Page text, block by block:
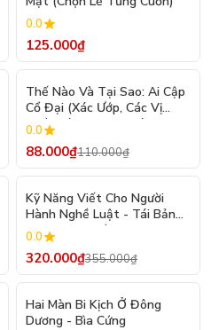
0.0
125.000₫
- 20%
Thế Nào Và Tại Sao: Ai Cập
Cổ Đại (Xác Ướp, Các Vị
Thần Và Kim Tự Tháp)
0.0
88.000₫110.000₫
- 10%
Kỹ Năng Viết Cho Người
Hành Nghề Luật - Tái Bản
2026 ( TS. Trần Thị Quang
Hồng )
0.0
320.000₫355.000₫
Hai Màn Bi Kịch Ở Đông
Dương - Bìa Cứng